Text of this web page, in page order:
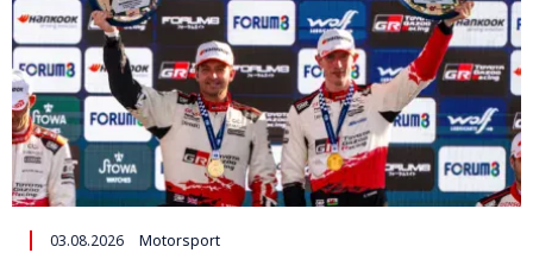
03.08.2026 Motorsport